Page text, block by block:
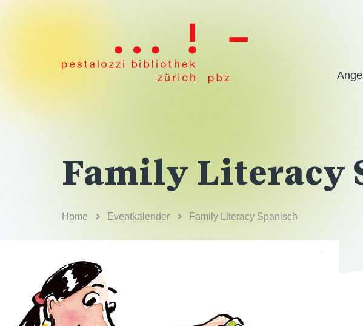
Family Literacy
Home Eventkalender Family Literacy Spanisch